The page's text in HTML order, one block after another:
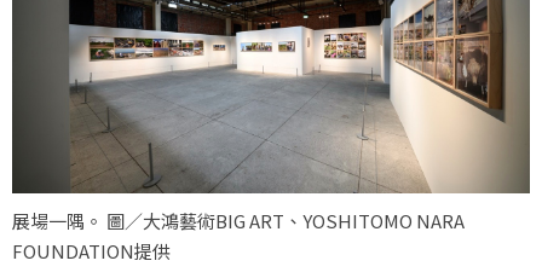
展場一隅。 圖／大鴻藝術BIG ART、YOSHITOMO NARA
FOUNDATION提供